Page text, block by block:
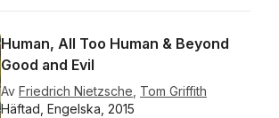
Human, All Too Human & Beyond
Good and Evil
Av Friedrich Nietzsche Tom Griffith
Häftad, Engelska, 2015